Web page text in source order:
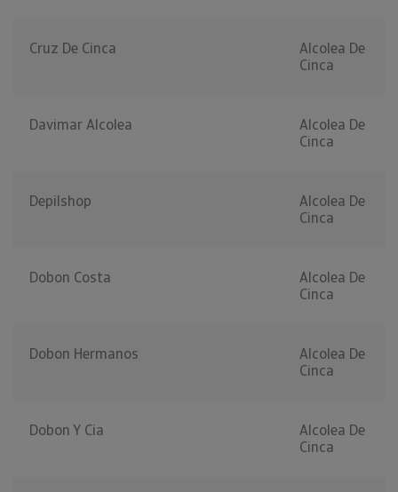
Cruz De Cinca
Alcolea De
Cinca
Davimar Alcolea
Alcolea De
Cinca
Depilshop
Alcolea De
Cinca
Dobon Costa
Alcolea De
Cinca
Dobon Hermanos
Alcolea De
Cinca
Dobon Y Cia
Alcolea De
Cinca